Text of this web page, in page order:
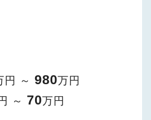
円 ～ 980万円
～ 70万円